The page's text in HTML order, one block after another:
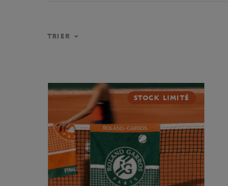
TRIER
STOCK LIMITÉ